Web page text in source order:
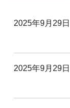
2025年9月29日
2025年9月29日